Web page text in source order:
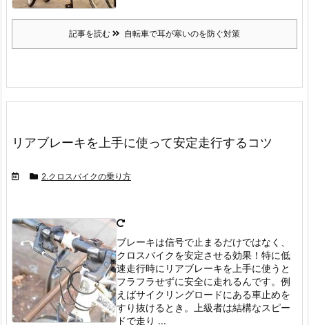
記事を読む 自転車で耳が寒いのを防ぐ対策
リアブレーキを上手に使って安定走行するコツ
2.クロスバイクの乗り方
ブレーキは信号で止まるだけではなく、
クロスバイクを安定させる効果！特に低
速走行時にリアブレーキを上手に使うと
フラフラせずに安全に走れるんです。 例
えばサイクリングロードにある車止めを
すり抜けるとき。
上級者は結構なスピー
ドで走り ...